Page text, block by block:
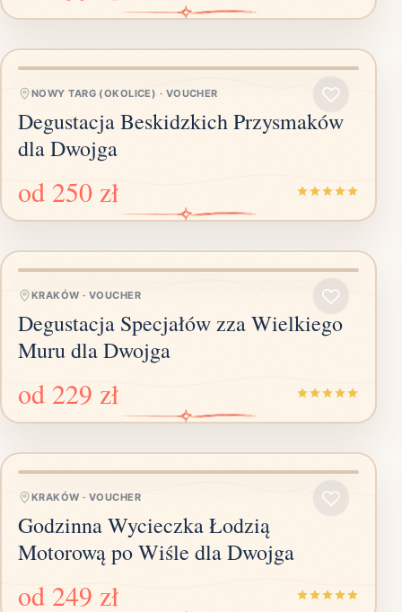
NOWY TARG (OKOLICE) · VOUCHER
Degustacja Beskidzkich Przysmaków
dla Dwojga
od 250 zł
KRAKÓW · VOUCHER
Degustacja Specjałów zza Wielkiego
Muru dla Dwojga
od 229 zł
KRAKÓW · VOUCHER
Godzinna Wycieczka Łodzią
Motorową po Wiśle dla Dwojga
od 249 zł